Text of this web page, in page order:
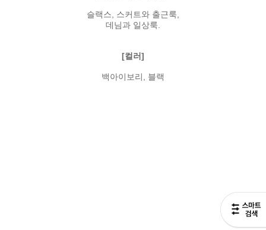
슬랙스, 스커트와 출근룩,
데님과 일상룩.
[컬러]
백아이보리, 블랙